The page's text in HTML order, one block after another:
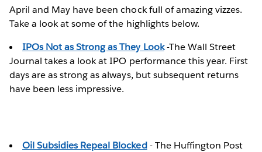
April and May have been chock full of amazing vizzes.
Take a look at some of the highlights below.
IPOs Not as Strong as They Look-The Wall Street
Journal takes a look at IPO performance this year. First
days are as strong as always, but subsequent returns
have been less impressive.
Oil Subsidies Repeal Blocked- The Huffington Post